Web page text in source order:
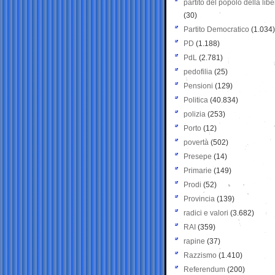
partito del popolo della
(30)
Partito Democratico (1.034)
PD (1.188)
PdL (2.781)
pedofilia (25)
Pensioni (129)
Politica (40.834)
polizia (253)
Porto (12)
povertà (502)
Presepe (14)
Primarie (149)
Prodi (52)
Provincia (139)
radici e valori (3.682)
RAI (359)
rapine (37)
Razzismo (1.410)
Referendum (200)